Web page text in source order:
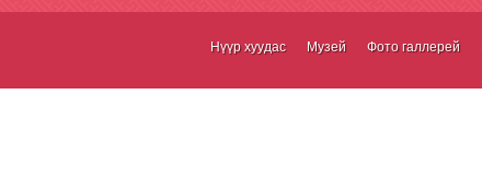
Нүүр хуудас Музей Фото галлерей